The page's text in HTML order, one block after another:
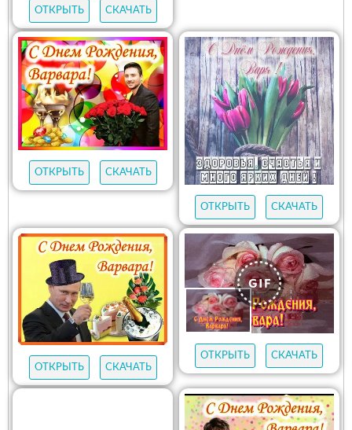
ОТКРЫТЬ СКАЧАТЬ
ОТКРЫТЬ СКАЧАТЬ
ОТКРЫТЬ СКАЧАТЬ
ОТКРЫТЬ СКАЧАТЬ
ОТКРЫТЬ СКАЧАТЬ